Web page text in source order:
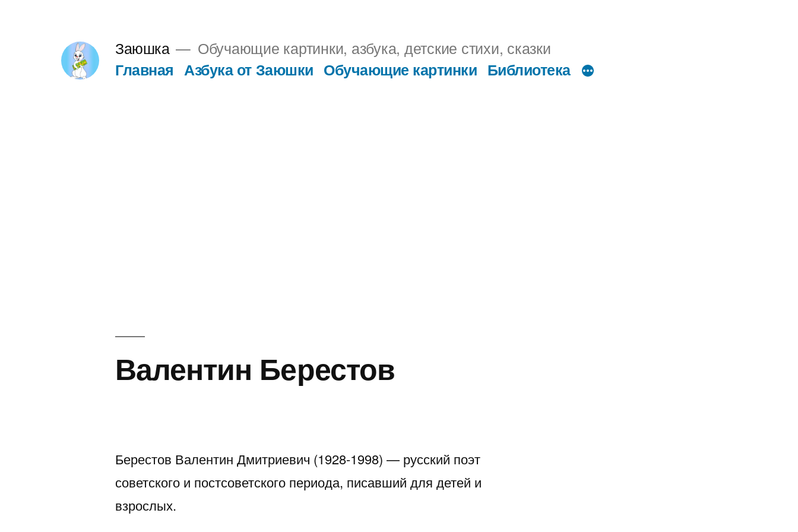
содержимому
Заюшка Обучающие картинки, азбука, детские стихи, сказки
Главная Азбука от Заюшки Обучающие картинки Библиотека
Валентин Берестов
Берестов Валентин Дмитриевич (1928-1998) — русский поэт
советского и постсоветского периода, писавший для детей и
взрослых.